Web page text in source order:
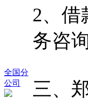
全国分
公司
2、借
务咨询
三、